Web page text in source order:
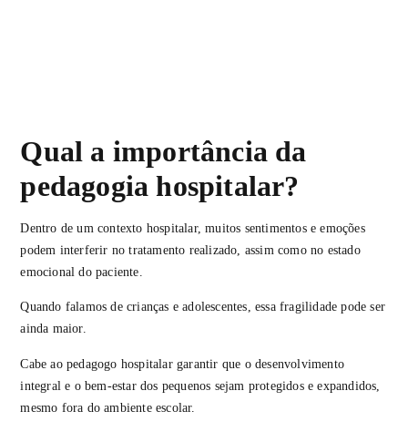
Qual a importância da
pedagogia hospitalar?
Dentro de um contexto hospitalar, muitos sentimentos e emoções
podem interferir no tratamento realizado, assim como no estado
emocional do paciente.
Quando falamos de crianças e adolescentes, essa fragilidade pode ser
ainda maior.
Cabe ao pedagogo hospitalar garantir que o desenvolvimento
integral e o bem-estar dos pequenos sejam protegidos e expandidos,
mesmo fora do ambiente escolar.